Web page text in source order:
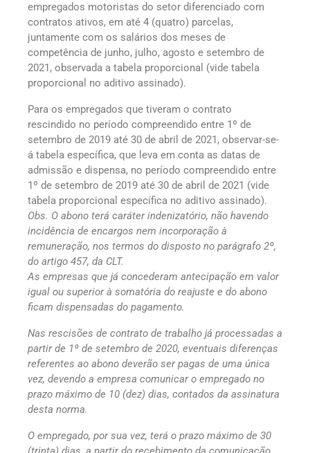
empregados motoristas do setor diferenciado com
contratos ativos, em até 4 (quatro) parcelas,
juntamente com os salários dos meses de
competência de junho, julho, agosto e setembro de
2021, observada a tabela proporcional (vide tabela
proporcional no aditivo assinado).
Para os empregados que tiveram o contrato
rescindido no período compreendido entre 1º de
setembro de 2019 até 30 de abril de 2021, observar-se-
á tabela específica, que leva em conta as datas de
admissão e dispensa, no período compreendido entre
1º de setembro de 2019 até 30 de abril de 2021 (vide
tabela proporcional específica no aditivo assinado).
Obs. O abono terá caráter indenizatório, não havendo
incidência de encargos nem incorporação à
remuneração, nos termos do disposto no parágrafo 2º,
do artigo 457, da CLT.
As empresas que já concederam antecipação em valor
igual ou superior à somatória do reajuste e do abono
ficam dispensadas do pagamento.
Nas rescisões de contrato de trabalho já processadas a
partir de 1º de setembro de 2020, eventuais diferenças
referentes ao abono deverão ser pagas de uma única
vez, devendo a empresa comunicar o empregado no
prazo máximo de 10 (dez) dias, contados da assinatura
desta norma.
O empregado, por sua vez, terá o prazo máximo de 30